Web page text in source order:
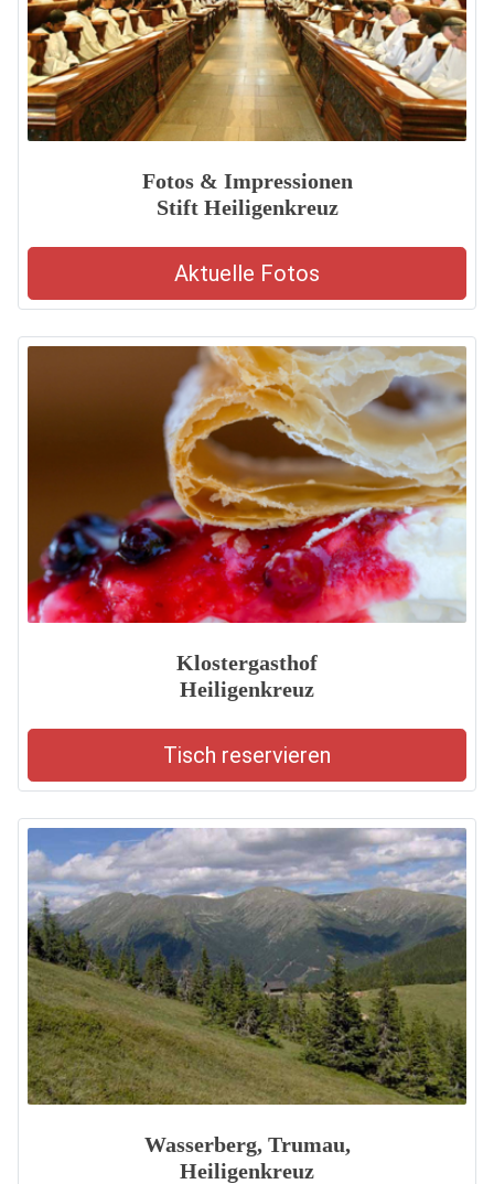
Fotos & Impressionen
Stift Heiligenkreuz
Aktuelle Fotos
Klostergasthof
Heiligenkreuz
Tisch reservieren
Wasserberg, Trumau,
Heiligenkreuz